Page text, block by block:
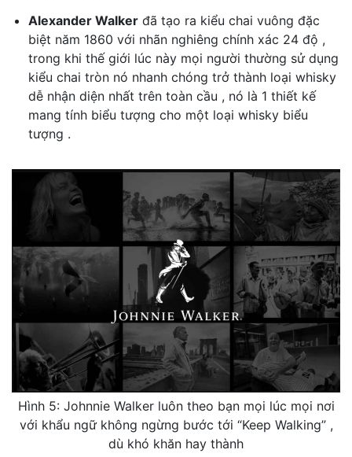
Alexander Walkerđã tạo ra kiểu chai vuông đặc
biệt năm 1860 với nhãn nghiêng chính xác 24 độ ,
trong khi thế giới lúc này mọi người thường sử dụng
kiểu chai tròn nó nhanh chóng trở thành loại whisky
dễ nhận diện nhất trên toàn cầu , nó là 1 thiết kế
mang tính biểu tượng cho một loại whisky biểu
tượng .
Hình 5: Johnnie Walker luôn theo bạn mọi lúc mọi nơi
với khẩu ngữ không ngừng bước tới “Keep Walking” ,
dù khó khăn hay thành